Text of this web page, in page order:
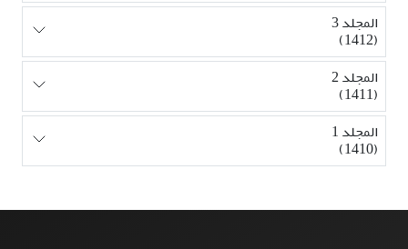
المجلد 3
(1412)
المجلد 2
(1411)
المجلد 1
(1410)